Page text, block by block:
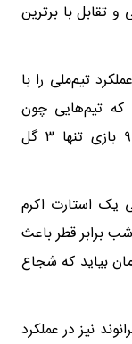
تقابل با برترین
تیم‌ملی را با
که تیم‌هایی چون
استرالیا و عربستان هم حضور دارند، در ۹ بازی تنها ۳ گل
یک استارت اکرم
برابر قطر باعث
بیاید که شجاع
نیز در عملکرد